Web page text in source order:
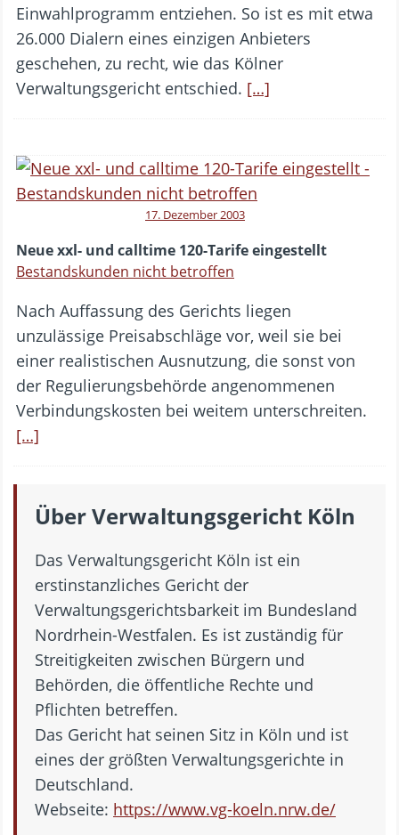
Einwahlprogramm entziehen. So ist es mit etwa
26.000 Dialern eines einzigen Anbieters
geschehen, zu recht, wie das Kölner
Verwaltungsgericht entschied. […]
17. Dezember 2003
Neue xxl- und calltime 120-Tarife eingestellt
Bestandskunden nicht betroffen
Nach Auffassung des Gerichts liegen
unzulässige Preisabschläge vor, weil sie bei
einer realistischen Ausnutzung, die sonst von
der Regulierungsbehörde angenommenen
Verbindungskosten bei weitem unterschreiten.
[…]
Über Verwaltungsgericht Köln
Das Verwaltungsgericht Köln ist ein
erstinstanzliches Gericht der
Verwaltungsgerichtsbarkeit im Bundesland
Nordrhein-Westfalen. Es ist zuständig für
Streitigkeiten zwischen Bürgern und
Behörden, die öffentliche Rechte und
Pflichten betreffen.
Das Gericht hat seinen Sitz in Köln und ist
eines der größten Verwaltungsgerichte in
Deutschland.
Webseite: https://www.vg-koeln.nrw.de/